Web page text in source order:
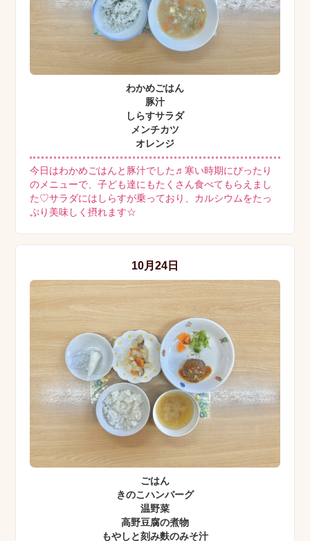
わかめごはん
豚汁
しらすサラダ
メンチカツ
オレンジ
今日はわかめごはんと豚汁でした♬寒い時期にぴったり
のメニューで、子ども達にもたくさん食べてもらえまし
た♡サラダにはしらすが乗っており、カルシウムをたっ
ぷり美味しく摂れます☆
10月24日
ごはん
きのこハンバーグ
温野菜
高野豆腐の煮物
もやしと刻み麩のみそ汁